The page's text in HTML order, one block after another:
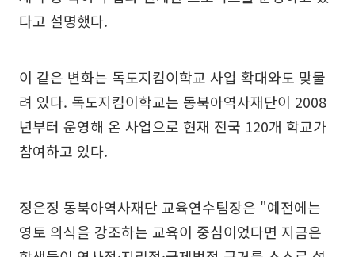
다고 설명했다.
이 같은 변화는 독도지킴이학교 사업 확대와도 맞물
려 있다. 독도지킴이학교는 동북아역사재단이 2008
년부터 운영해 온 사업으로 현재 전국 120개 학교가
참여하고 있다.
정은정 동북아역사재단 교육연수팀장은 "예전에는
영토 의식을 강조하는 교육이 중심이었다면 지금은